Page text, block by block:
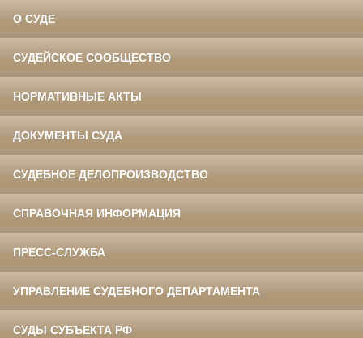
О СУДЕ
СУДЕЙСКОЕ СООБЩЕСТВО
НОРМАТИВНЫЕ АКТЫ
ДОКУМЕНТЫ СУДА
СУДЕБНОЕ ДЕЛОПРОИЗВОДСТВО
СПРАВОЧНАЯ ИНФОРМАЦИЯ
ПРЕСС-СЛУЖБА
УПРАВЛЕНИЕ СУДЕБНОГО ДЕПАРТАМЕНТА
СУДЫ СУБЪЕКТА РФ